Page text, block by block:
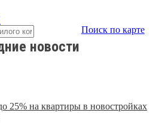
Поиск по карте
новости
25% на квартиры в новостройках